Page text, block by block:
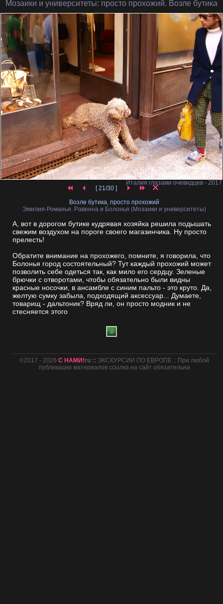
Мозаики и университеты: просто прохожий. Возле бутика
Италия глазами очевидцев - 2017
[ 21/30 ]
Возле бутика, просто прохожий
Эмилия-Романья: Равенна и Болонья (Мозаики и университеты)
А, вот в дорогом бутике кудрявая хозяйка решила подышать
свежим воздухом на пороге своего магазинчика. Ну просто
прелесть!
Обратите внимание на прохожего, помните, я говорила, что
Болонья город состоятельный? Тут каждый прохожий может
позволить себе одеться так, как мило его сердцу. Зеленые
брючки с отворотами, чтобы обязательно были видны
красные носочки, в ансамбле с синим пальто - это круто. Да,
желтую сумку забыла, подходящий аксессуар... Думаете,
товарищ - дальтоник? Вряд ли, он просто модник и не
стесняется этого
©2017 - 2026С НАМИ!ru :: ЭКСКУРСИИ ПО ЕВРОПЕ :: При любой
публикации материалов ссылка на сайт обязательна